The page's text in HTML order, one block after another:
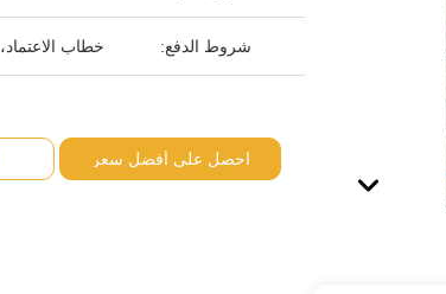
شروط الدفع: خطاب الاعتماد، T/T، غرام المال
احصل على أفضل سعر